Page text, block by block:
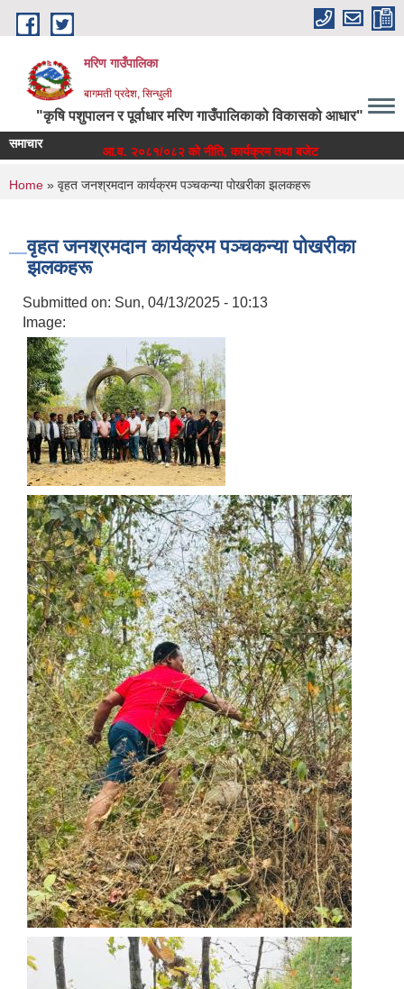
Skip to main content
मरिण गाउँपालिका
बागमती प्रदेश, सिन्धुली
"कृषि पशुपालन र पूर्वाधार मरिण गाउँपालिकाको विकासको आधार"
समाचार
आ.व. २०८१/०८२ को नीति, कार्यक्रम तथा बजेट
You are here
Home » वृहत जनश्रमदान कार्यक्रम पञ्चकन्या पोखरीका झलकहरू
वृहत जनश्रमदान कार्यक्रम पञ्चकन्या पोखरीका
झलकहरू
Submitted on: Sun, 04/13/2025 - 10:13
Image: